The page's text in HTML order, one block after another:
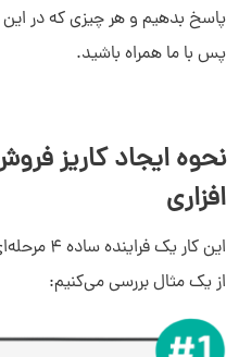
پاسخ بدهیم و هر چیزی که در این
پس با ما همراه باشید.
نحوه ایجاد کاریز
افزاری
این کار
از یک مثال بررسی می‌کنیم: